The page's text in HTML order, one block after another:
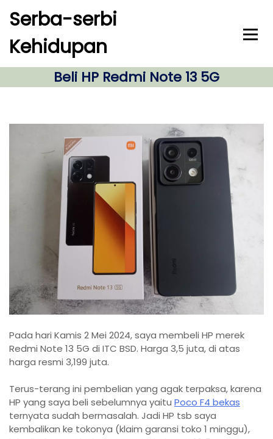
c
Serba-serbi
Kehidupan
Beli HP Redmi Note 13 5G
Pada hari Kamis 2 Mei 2024, saya membeli HP merek
Redmi Note 13 5G di ITC BSD. Harga 3,5 juta, di atas
harga resmi 3,199 juta.
Terus-terang ini pembelian yang agak terpaksa, karena
HP yang saya beli sebelumnya yaitu Poco F4 bekas
ternyata sudah bermasalah. Jadi HP tsb saya
kembalikan ke tokonya (klaim garansi toko 1 minggu),